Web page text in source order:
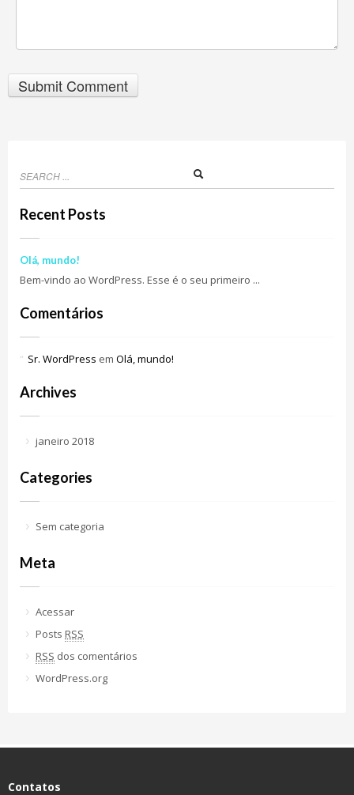
Recent Posts
Olá, mundo!
Bem-vindo ao WordPress. Esse é o seu primeiro ...
Comentários
Sr. WordPress em Olá, mundo!
Archives
janeiro 2018
Categories
Sem categoria
Meta
Acessar
Posts RSS
RSS dos comentários
WordPress.org
Contatos